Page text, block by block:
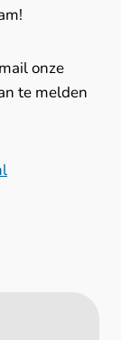
onze
te melden